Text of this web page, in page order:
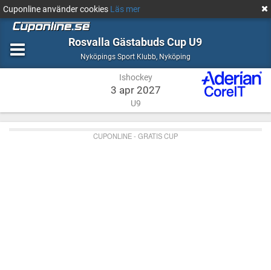
Cuponline använder cookies Läs mer
Rosvalla Gästabuds Cup U9
Nyköpings Sport Klubb, Ishockey
NyköpingNyköping
Ishockey
3 apr 2027
U9
CUPONLINE - GRATIS CUP